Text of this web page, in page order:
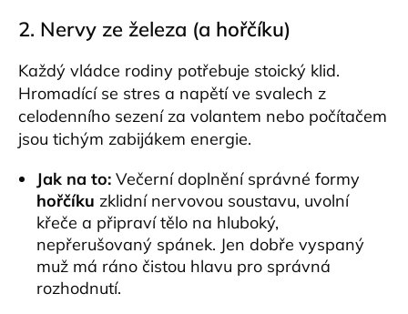
2. Nervy ze železa (a hořčíku)
Každý vládce rodiny potřebuje stoický klid.
Hromadící se stres a napětí ve svalech z
celodenního sezení za volantem nebo počítačem
jsou tichým zabijákem energie.
Jak na to: Večerní doplnění správné formy
hořčíku zklidní nervovou soustavu, uvolní
křeče a připraví tělo na hluboký,
nepřerušovaný spánek. Jen dobře vyspaný
muž má ráno čistou hlavu pro správná
rozhodnutí.